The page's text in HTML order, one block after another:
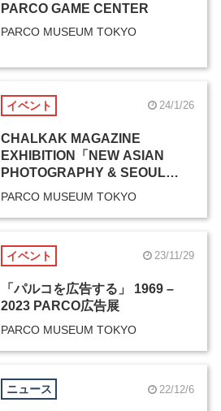
PARCO GAME CENTER
PARCO MUSEUM TOKYO
イベント 24/1/26
CHALKAK MAGAZINE
EXHIBITION「NEW ASIAN
PHOTOGRAPHY & SEOUL
VIBE」
PARCO MUSEUM TOKYO
イベント 23/11/29
「パルコを広告する」 1969 –
2023 PARCO広告展
PARCO MUSEUM TOKYO
ニュース 22/12/6